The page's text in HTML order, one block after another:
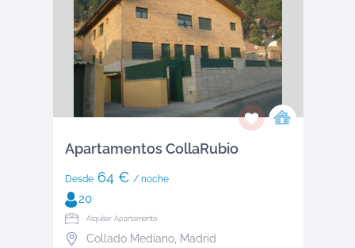
Apartamentos CollaRubio
Desde64 € / noche
20
Alquiler: Apartamento
Collado Mediano, Madrid